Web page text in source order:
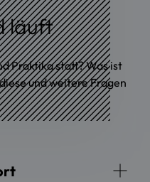
läuft
Praktika statt? Was ist
und weitere Fragen